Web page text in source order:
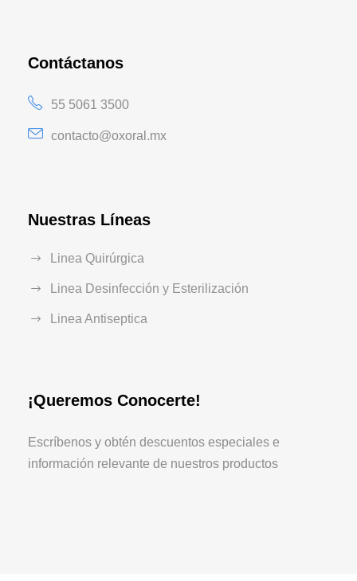
Contáctanos
55 5061 3500
contacto@oxoral.mx
Nuestras Líneas
Linea Quirúrgica
Linea Desinfección y Esterilización
Linea Antiseptica
¡Queremos Conocerte!
Escríbenos y obtén descuentos especiales e
información relevante de nuestros productos